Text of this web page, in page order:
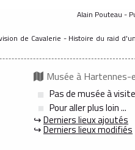
Alain Pouteau -
de Cavalerie - Histoire du raid
Musée à
Pas de musée à
Pour aller plus loin ...
↪Derniers lieux ajoutés
↪Derniers lieux modifiés